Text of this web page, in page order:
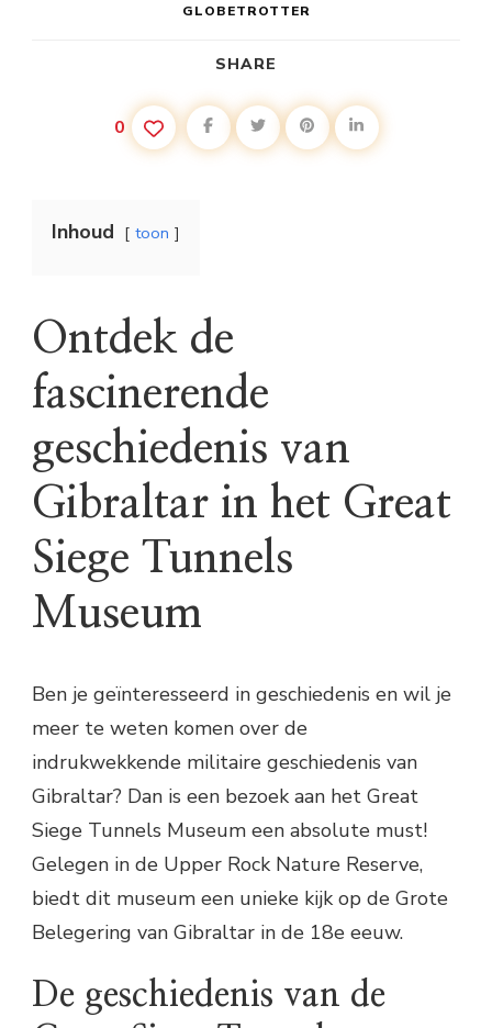
GLOBETROTTER
SHARE
0
Inhoud toon
Ontdek de
fascinerende
geschiedenis van
Gibraltar in het Great
Siege Tunnels
Museum
Ben je geïnteresseerd in geschiedenis en wil je
meer te weten komen over de
indrukwekkende militaire geschiedenis van
Gibraltar? Dan is een bezoek aan het Great
Siege Tunnels Museum een absolute must!
Gelegen in de Upper Rock Nature Reserve,
biedt dit museum een unieke kijk op de Grote
Belegering van Gibraltar in de 18e eeuw.
De geschiedenis van de